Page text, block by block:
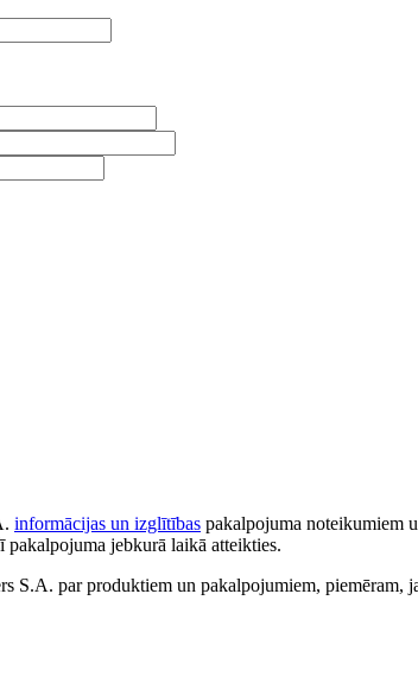
informācijas un izglītības pakalpojuma noteikumiem
pakalpojuma jebkurā laikā atteikties.
par produktiem un pakalpojumiem, piemēram,